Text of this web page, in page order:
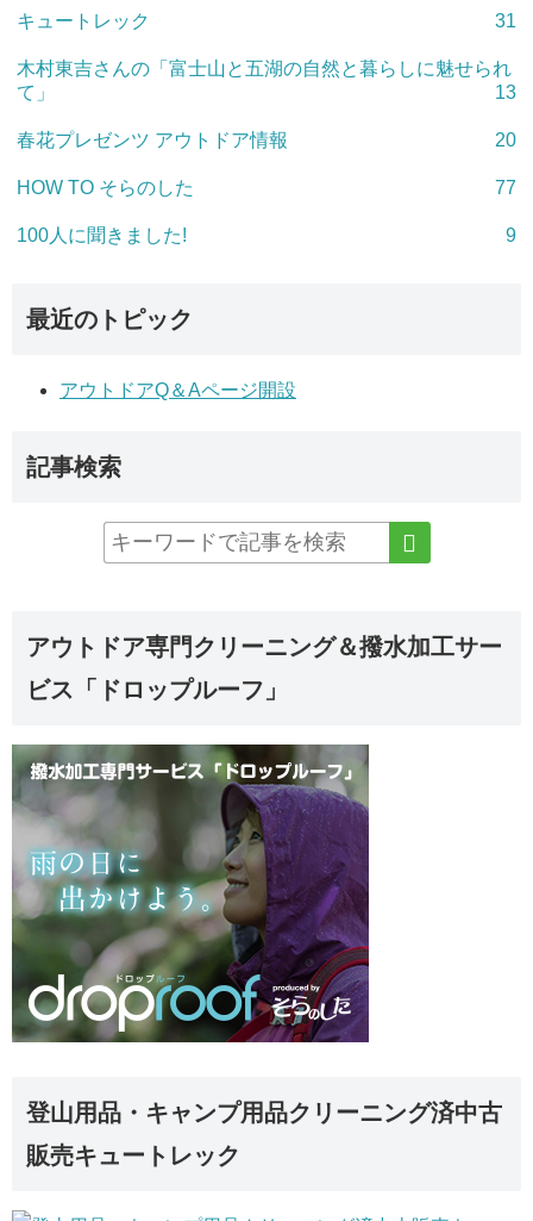
キュートレック 31
木村東吉さんの「富士山と五湖の自然と暮らしに魅せられ
て」
13
春花プレゼンツ アウトドア情報 20
HOW TO そらのした 77
100人に聞きました! 9
最近のトピック
アウトドアQ＆Aページ開設
記事検索
アウトドア専門クリーニング＆撥水加工サー
ビス「ドロップルーフ」
登山用品・キャンプ用品クリーニング済中古
販売キュートレック